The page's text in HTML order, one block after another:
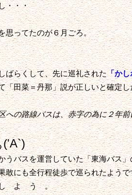
・・・
思ってたのが６月ごろ。
ばらくして、先に巡礼された「かし
「田菜＝丹那」説が正しいと確定
への路線バスは、赤字の為に２年
('A`)
うバスを運営していた「東海バス
敢にも全行程徒歩で巡られたよう
よ う 。